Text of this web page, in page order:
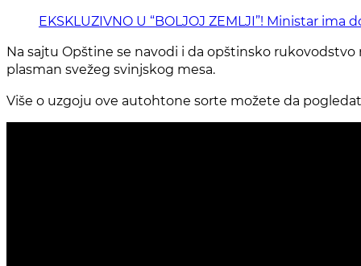
EKSKLUZIVNO U “BOLJOJ ZEMLJI”! Ministar
Na sajtu Opštine se navodi i da opštinsko
plasman svežeg svinjskog mesa.
Više o uzgoju ove autohtone sorte možete da